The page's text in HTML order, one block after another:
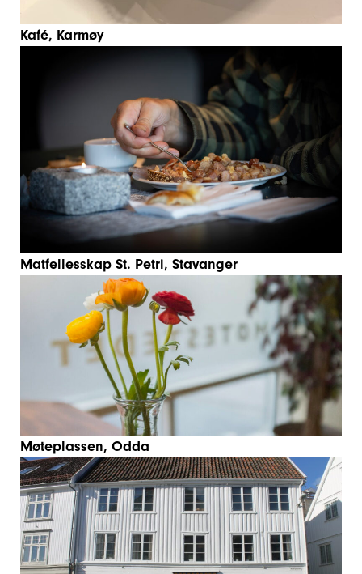
Kafé, Karmøy
Matfellesskap St. Petri, Stavanger
Møteplassen, Odda